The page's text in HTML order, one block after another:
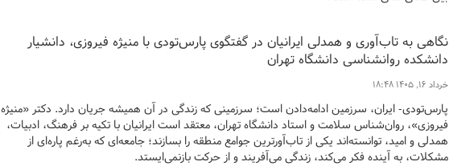
نگاهی به تاب‌آوری و همدلی ایرانیان در گفتگوی پارس‌تودی با منیژه فیروزی، دانشیار
دانشکده روانشناسی دانشگاه تهران
خرداد ۱۶, ۱۴۰۵ ۱۸:۴۸
پارس‌تودی- ایران، سرزمین ادامه‌دادن است؛ سرزمینی که زندگی در آن همیشه جریان دارد. دکتر «منیژه
فیروزی»، روان‌شناس سلامت و استاد دانشگاه تهران، معتقد است ایرانیان با تکیه بر فرهنگ، ادبیات،
همدلی و امید، توانسته‌اند یکی از تاب‌آورترین جوامع منطقه را بسازند؛ جامعه‌ای که به‌رغم پاره‌ای از
مشکلات، به آینده فکر می‌کند، زندگی می‌آفریند و از حرکت بازنمی‌ایستد.